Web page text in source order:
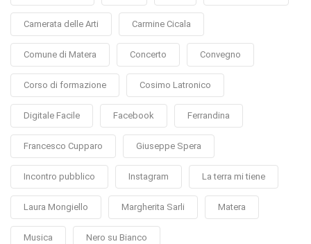
Camerata delle Arti Carmine Cicala
Comune di Matera Concerto Convegno
Corso di formazione Cosimo Latronico
Digitale Facile Facebook Ferrandina
Francesco Cupparo Giuseppe Spera
Incontro pubblico Instagram La terra mi tiene
Laura Mongiello Margherita Sarli Matera
Musica Nero su Bianco